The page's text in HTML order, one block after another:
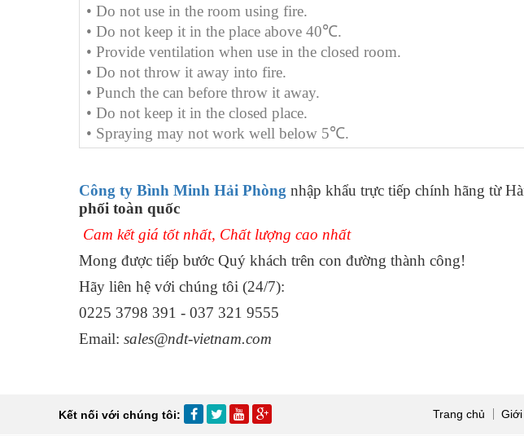
• Do not use in the room using fire.
• Do not keep it in the place above 40℃.
• Provide ventilation when use in the closed room.
• Do not throw it away into fire.
• Punch the can before throw it away.
• Do not keep it in the closed place.
• Spraying may not work well below 5℃.
Công ty Bình Minh Hải Phòng nhập khẩu trực tiếp chính hãng từ
phối toàn quốc
Cam kết giá tốt nhất, Chất lượng cao nhất
Mong được tiếp bước Quý khách trên con đường thành công!
Hãy liên hệ với chúng tôi (24/7):
0225 3798 391 - 037 321 9555
Email: sales@ndt-vietnam.com
Kết nối với chúng tôi: Trang chủ